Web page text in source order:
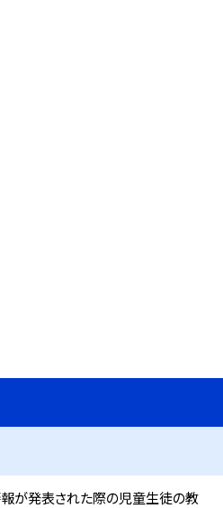
報が発表された際の児童生徒の教